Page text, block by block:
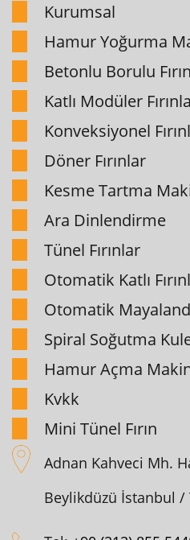
Kurumsal
Hamur Yoğurma
Betonlu Borulu
Katlı Modüler
Konveksiyonel
Döner Fırınlar
Kesme Tartma
Ara Dinlendirme
Tünel Fırınlar
Otomatik Katlı
Otomatik
Spiral Soğutma
Hamur Açma
Kvkk
Mini Tünel Fırın
Adnan Kahveci Mh.
Beylikdüzü İstanbul /